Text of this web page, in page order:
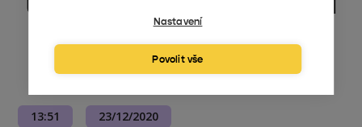
Nastavení
Povolit vše
obratu v desítkách
milionů korun
13:51 23/12/2020